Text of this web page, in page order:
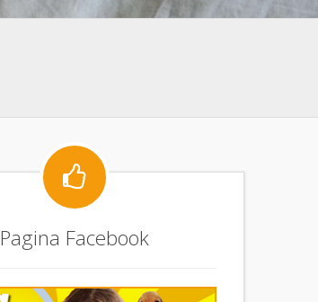

Pagina Facebook